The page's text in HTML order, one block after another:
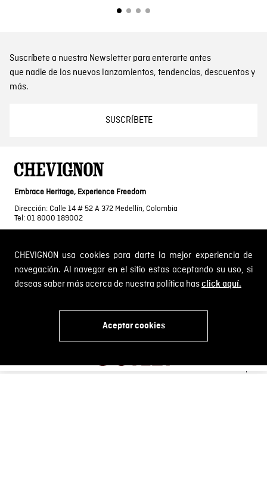
CHEVIGNON usa cookies para darte la mejor experiencia de
navegación. Al navegar en el sitio estas aceptando su uso, si
deseas saber más acerca de nuestra política hasclick aquí.
Aceptar cookies
Suscríbete a nuestra Newsletter para enterarte antes
que nadie de los nuevos lanzamientos, tendencias, descuentos y
más.
SUSCRÍBETE
Embrace Heritage, Experience Freedom
Dirección: Calle 14 # 52 A 372 Medellín, Colombia
Tel: 01 8000 189002
SOBRE NOSOTROS
Encuentra tu tienda
Próximos eventos
Términos y condiciones de promociones
CAMBIOS Y DEVOLUCIONES